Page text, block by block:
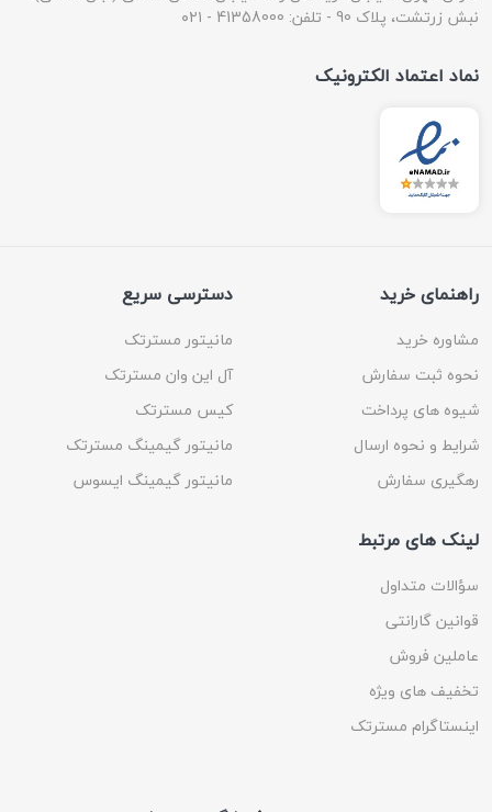
نبش زرتشت، پلاک 90 - تلفن: 41358000 - ۰۲۱
نماد اعتماد الکترونیک
راهنمای خرید
مشاوره خرید
نحوه ثبت سفارش
شیوه های پرداخت
شرایط و نحوه ارسال
رهگیری سفارش
دسترسی سریع
مانیتور مسترتک
آل این وان مسترتک
کیس مسترتک
مانیتور گیمینگ مسترتک
مانیتور گیمینگ ایسوس
لینک های مرتبط
سؤالات متداول
قوانین گارانتی
عاملین فروش
تخفیف های ویژه
اینستاگرام مسترتک